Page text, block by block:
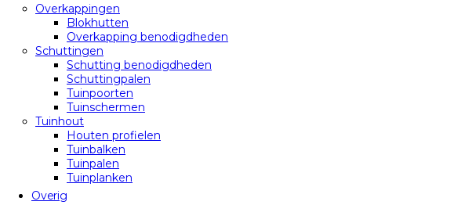
Overkappingen
Blokhutten
Overkapping benodigdheden
Schuttingen
Schutting benodigdheden
Schuttingpalen
Tuinpoorten
Tuinschermen
Tuinhout
Houten profielen
Tuinbalken
Tuinpalen
Tuinplanken
Overig